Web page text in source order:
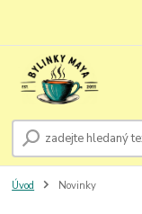
Úvod Novinky